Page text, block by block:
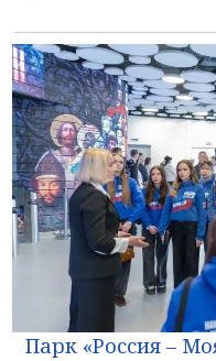
Парк «Россия –